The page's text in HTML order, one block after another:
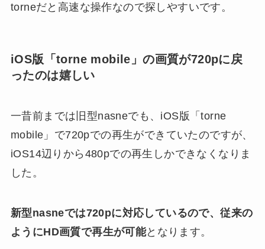
torneだと高速な操作なので探しやすいです。
iOS版「torne mobile」の画質が720pに戻
ったのは嬉しい
一昔前までは旧型nasneでも、iOS版「torne
mobile」で720pでの再生ができていたのですが、
iOS14辺りから480pでの再生しかできなくなりま
した。
新型nasneでは720pに対応しているので、従来の
ようにHD画質で再生が可能となります。